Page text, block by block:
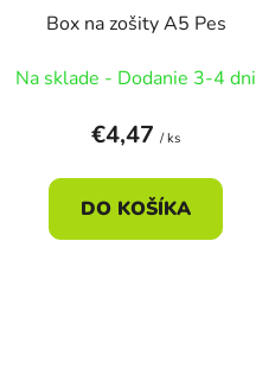
Box na zošity A5 Pes
Na sklade - Dodanie 3-4 dni
€4,47 / ks
DO KOŠÍKA